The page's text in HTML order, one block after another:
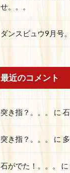
せ。。。
ダンスビュウ9月号。
最近のコメント
突き指？。。。 に
突き指？。。。 に
石がでた！。。。 に